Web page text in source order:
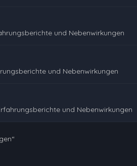
und Nebenwirkungen
und Nebenwirkungen
und Nebenwirkungen